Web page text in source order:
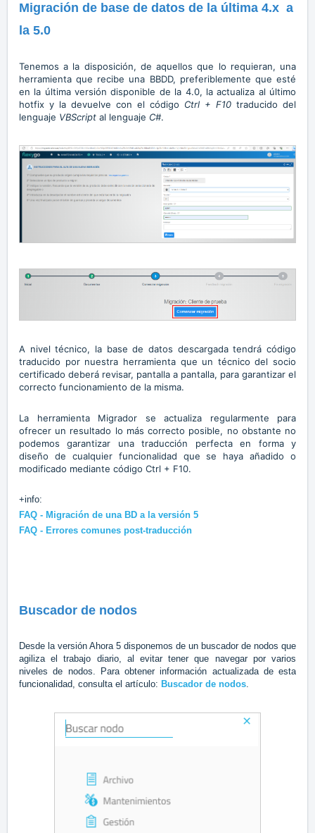
Migración de base de datos de la última 4.x a
la 5.0
Tenemos a la disposición, de aquellos que lo requieran, una
herramienta que recibe una BBDD, preferiblemente que esté
en la última versión disponible de la 4.0, la actualiza al último
hotfix y la devuelve con el código Ctrl + F10 traducido del
lenguaje VBScript al lenguaje C#.
A nivel técnico, la base de datos descargada tendrá código
traducido por nuestra herramienta que un técnico del socio
certificado deberá revisar, pantalla a pantalla, para garantizar el
correcto funcionamiento de la misma.
La herramienta Migrador se actualiza regularmente para
ofrecer un resultado lo más correcto posible, no obstante no
podemos garantizar una traducción perfecta en forma y
diseño de cualquier funcionalidad que se haya añadido o
modificado mediante código Ctrl + F10.
+info:
FAQ - Migración de una BD a la versión 5
FAQ - Errores comunes post-traducción
Buscador de nodos
Desde la versión Ahora 5 disponemos de un buscador de nodos que
agiliza el trabajo diario, al evitar tener que navegar por varios
niveles de nodos. Para obtener información actualizada de esta
funcionalidad, consulta el artículo: Buscador de nodos.